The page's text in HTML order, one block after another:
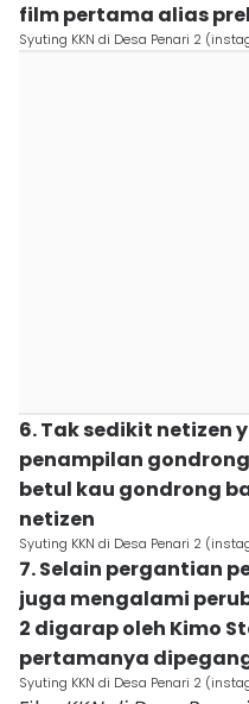
film pertama alias
Syuting KKN di Desa Penari 2
6. Tak sedikit netizen
penampilan
betul kau gondrong
netizen
Syuting KKN di Desa Penari 2
7. Selain pergantian
juga mengalami
2 digarap oleh Kimo
pertamanya
Syuting KKN di Desa Penari 2